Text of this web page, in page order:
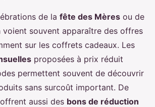
de la fête des Mères ou de
voient souvent apparaître des offres
sur les coffrets cadeaux. Les
proposées à prix réduit
permettent souvent de découvrir
sans surcoût important. De
aussi des bons de réduction